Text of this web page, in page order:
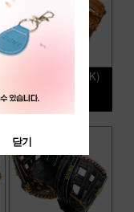
DM100 (WN/BK)
닫기